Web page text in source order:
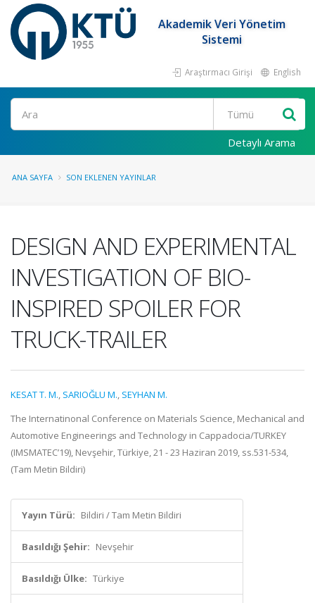
Akademik Veri Yönetim
Sistemi
Araştırmacı Girişi English
Ara
Detaylı Arama
ANA SAYFA SON EKLENEN YAYINLAR
DESIGN AND EXPERIMENTAL
INVESTIGATION OF BIO-
INSPIRED SPOILER FOR
TRUCK-TRAILER
KESAT T. M., SARIOĞLU M., SEYHAN M.
The Internatinonal Conference on Materials Science, Mechanical and
Automotive Engineerings and Technology in Cappadocia/TURKEY
(IMSMATEC’19), Nevşehir, Türkiye, 21 - 23 Haziran 2019, ss.531-534,
(Tam Metin Bildiri)
Yayın Türü: Bildiri / Tam Metin Bildiri
Basıldığı Şehir: Nevşehir
Basıldığı Ülke: Türkiye